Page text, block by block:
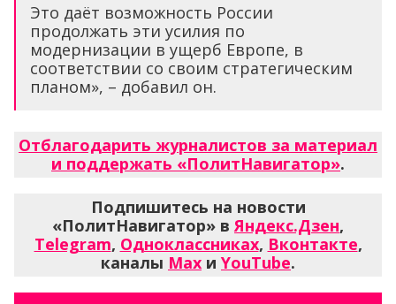
Это даёт возможность России
продолжать эти усилия по
модернизации в ущерб Европе, в
соответствии со своим стратегическим
планом», – добавил он.
Отблагодарить журналистов за материал
и поддержать «ПолитНавигатор».
Подпишитесь на новости
«ПолитНавигатор» в Яндекс.Дзен,
Telegram, Одноклассниках, Вконтакте,
каналы Max и YouTube.